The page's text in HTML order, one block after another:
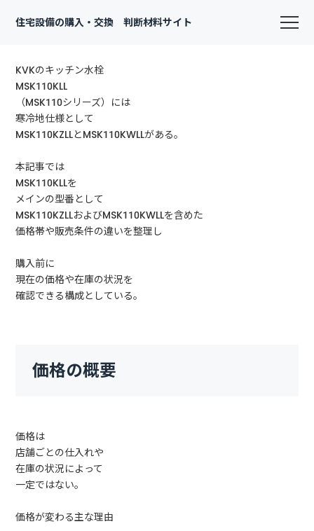
住宅設備の購入・交換 判断材料サイト
KVKのキッチン水栓
MSK110KLL
（MSK110シリーズ）には
寒冷地仕様として
MSK110KZLLとMSK110KWLLがある。
本記事では
MSK110KLLを
メインの型番として
MSK110KZLLおよびMSK110KWLLを含めた
価格帯や販売条件の違いを整理し
購入前に
現在の価格や在庫の状況を
確認できる構成としている。
価格の概要
価格は
店舗ごとの仕入れや
在庫の状況によって
一定ではない。
価格が変わる主な理由